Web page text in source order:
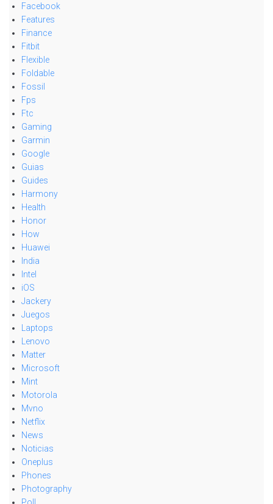
Facebook
Features
Finance
Fitbit
Flexible
Foldable
Fossil
Fps
Ftc
Gaming
Garmin
Google
Guias
Guides
Harmony
Health
Honor
How
Huawei
India
Intel
iOS
Jackery
Juegos
Laptops
Lenovo
Matter
Microsoft
Mint
Motorola
Mvno
Netflix
News
Noticias
Oneplus
Phones
Photography